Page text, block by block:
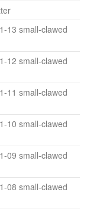
13 small-clawed
12 small-clawed
11 small-clawed
10 small-clawed
09 small-clawed
08 small-clawed